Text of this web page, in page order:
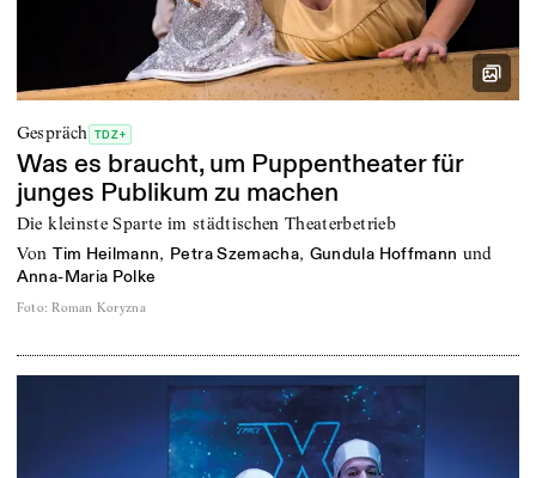
Gespräch TDZ+
Was es braucht, um Puppentheater für
junges Publikum zu machen
Die kleinste Sparte im städtischen Theaterbetrieb
von Tim Heilmann, Petra Szemacha, Gundula Hoffmann und
Anna-Maria Polke
Foto: Roman Koryzna